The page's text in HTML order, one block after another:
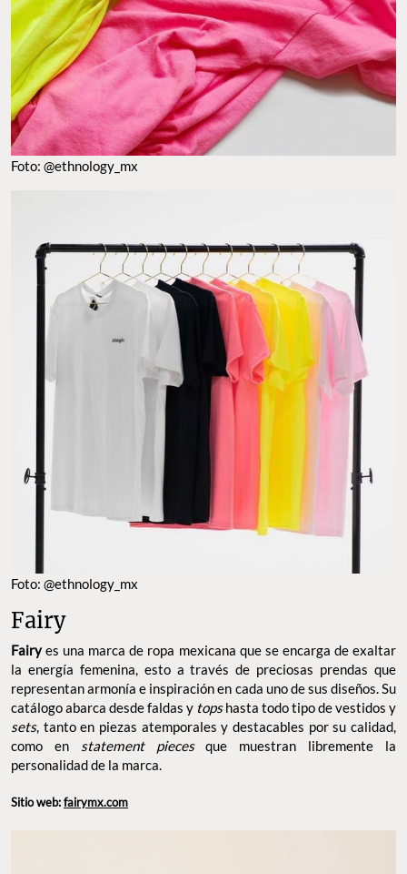
Foto: @ethnology_mx
Foto: @ethnology_mx
Fairy
Fairyes una marca de ropa mexicana que se encarga de exaltar
la energía femenina, esto a través de preciosas prendas que
representan armonía e inspiración en cada uno de sus diseños. Su
catálogo abarca desde faldas y topshasta todo tipo de vestidos y
sets, tanto en piezas atemporales y destacables por su calidad,
como en statement piecesque muestran libremente la
personalidad de la marca.
Sitio web:fairymx.com